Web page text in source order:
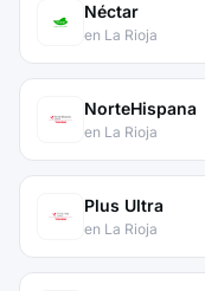
Néctar
en La Rioja
NorteHispana
en La Rioja
Plus Ultra
en La Rioja